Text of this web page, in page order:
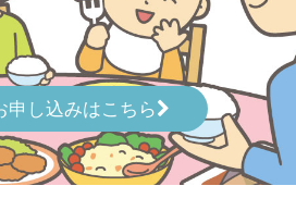
申し込みはこちら